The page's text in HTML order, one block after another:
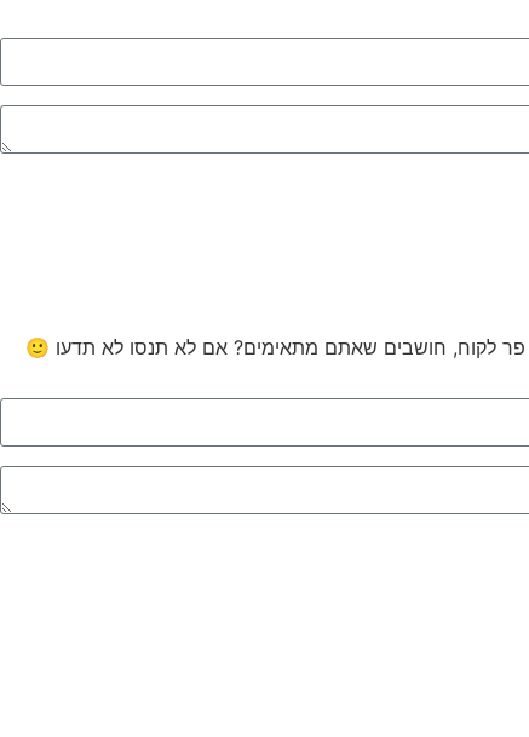
פר לקוח, חושבים שאתם מתאימים? אם לא תנסו לא תדעו 🙂